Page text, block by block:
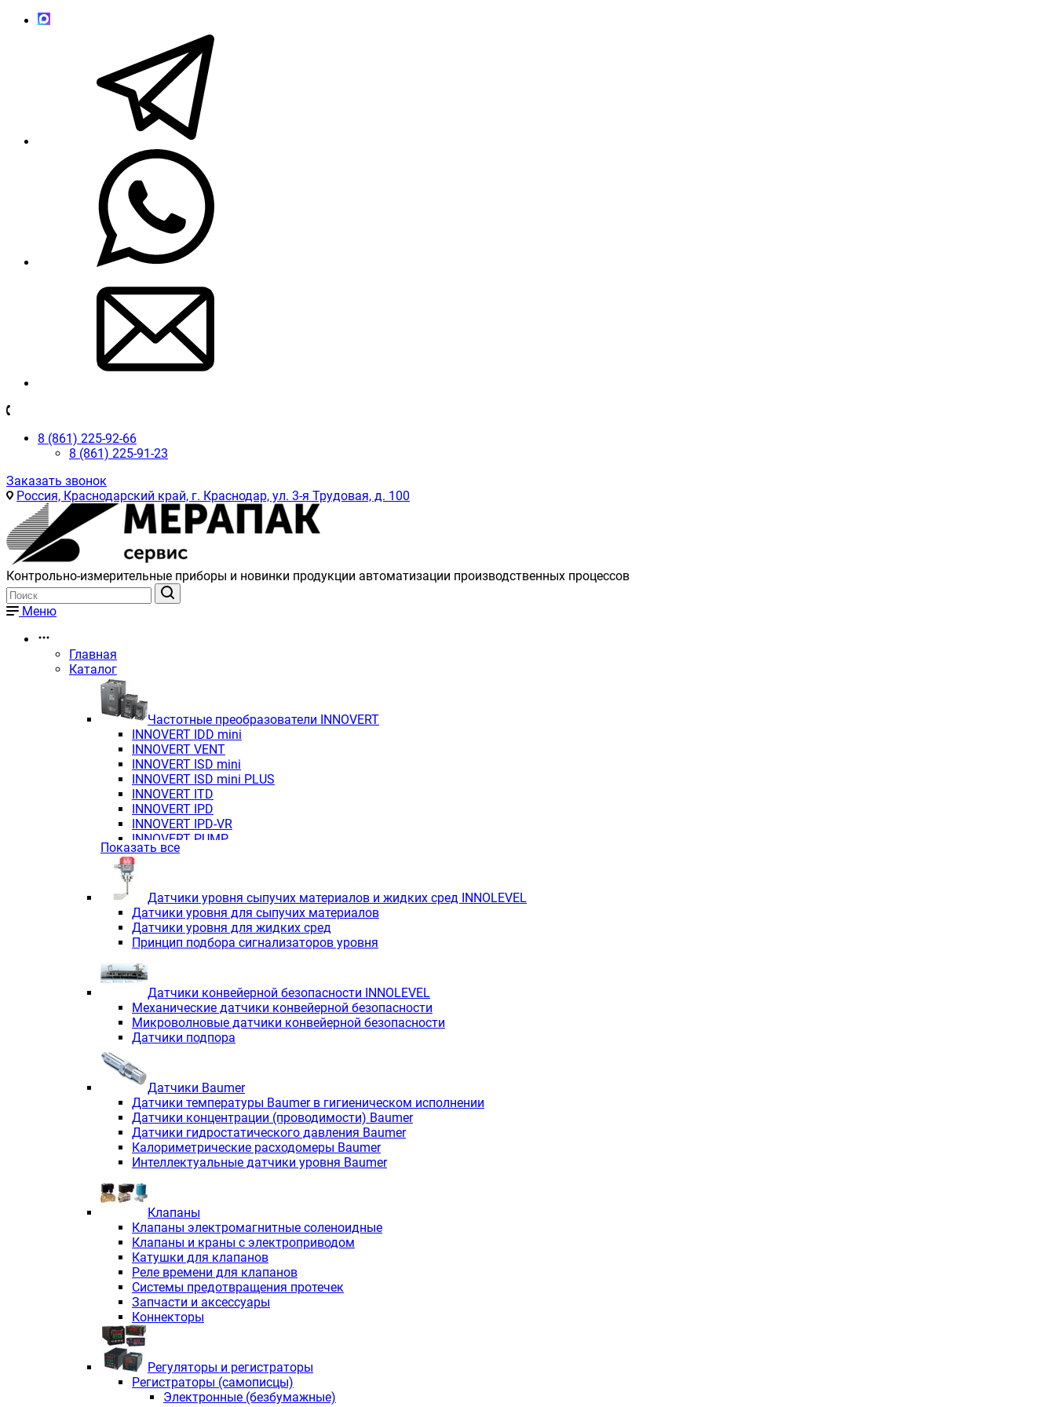
8 (861) 225-92-66
8 (861) 225-91-23
Заказать звонок
Россия, Краснодарский край, г. Краснодар, ул. 3-я Трудовая, д. 100
Контрольно-измерительные приборы и новинки продукции автоматизации производственных процессов
Меню
Главная
Каталог
Частотные преобразователи INNOVERT
INNOVERT IDD mini
INNOVERT VENT
INNOVERT ISD mini
INNOVERT ISD mini PLUS
INNOVERT ITD
INNOVERT IРD
INNOVERT IРD-VR
INNOVERT PUMP
Показать все
Датчики уровня сыпучих материалов и жидких сред INNOLEVEL
Датчики уровня для сыпучих материалов
Датчики уровня для жидких сред
Принцип подбора сигнализаторов уровня
Датчики конвейерной безопасности INNOLEVEL
Механические датчики конвейерной безопасности
Микроволновые датчики конвейерной безопасности
Датчики подпора
Датчики Baumer
Датчики температуры Baumer в гигиеническом исполнении
Датчики концентрации (проводимости) Baumer
Датчики гидростатического давления Baumer
Калориметрические расходомеры Baumer
Интеллектуальные датчики уровня Baumer
Клапаны
Клапаны электромагнитные соленоидные
Клапаны и краны с электроприводом
Катушки для клапанов
Реле времени для клапанов
Системы предотвращения протечек
Запчасти и аксессуары
Коннекторы
Регуляторы и регистраторы
Регистраторы (самописцы)
Электронные (безбумажные)